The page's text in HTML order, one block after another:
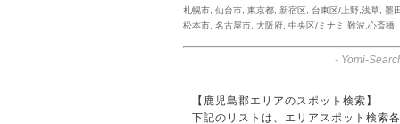
札幌市 仙台市 東京都 新宿区 台東区/上野,浅草 墨
松本市 名古屋市 大阪府 中央区/ミナミ,難波,心斎橋
- Yomi-
【鹿児島郡エリアのスポット検索】
下記のリストは、エリアスポット検索